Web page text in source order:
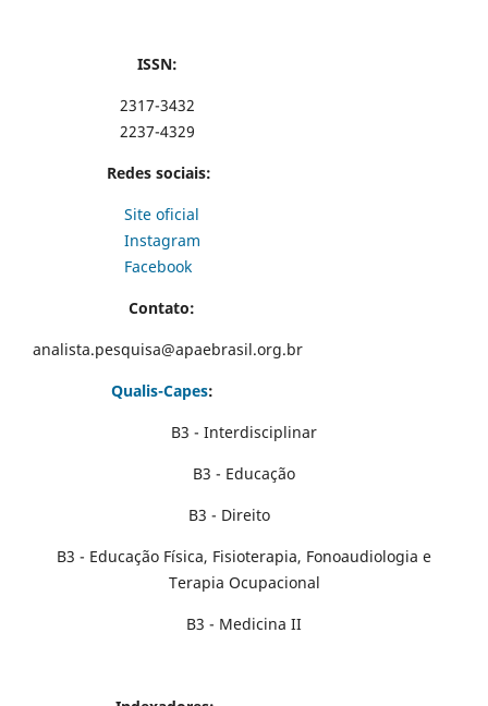
ISSN:
2317-3432
2237-4329
Redes sociais:
Site oficial
Instagram
Facebook
Contato:
analista.pesquisa@apaebrasil.org.br
Qualis-Capes:
B3 - Interdisciplinar
B3 - Educação
B3 - Direito
B3 - Educação Física, Fisioterapia, Fonoaudiologia e
Terapia Ocupacional
B3 - Medicina II